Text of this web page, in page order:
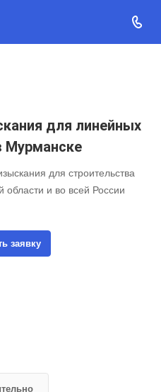
для линейных
Мурманске
для строительства
и во всей России
заявку